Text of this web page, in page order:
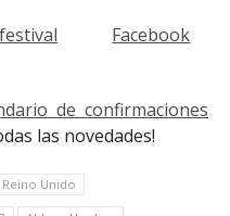
Facebook
de confirmaciones
las novedades!
Reino Unido